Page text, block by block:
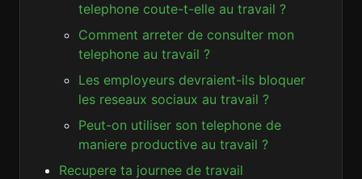
telephone coute-t-elle au travail ?
Comment arreter de consulter mon
telephone au travail ?
Les employeurs devraient-ils bloquer
les reseaux sociaux au travail ?
Peut-on utiliser son telephone de
maniere productive au travail ?
Recupere ta journee de travail